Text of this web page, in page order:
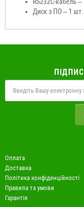
Диск з ПО – 1 шт.
Оплата
Доставка
Політика конфіденційності
Правила та умови
Гарантія